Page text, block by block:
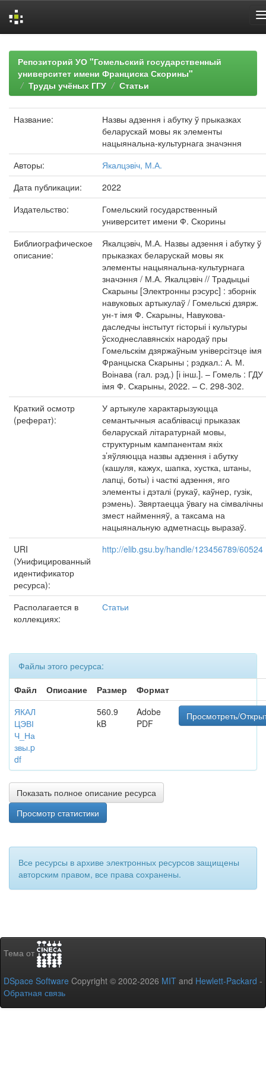
navigationРепозиторий УО "Гомельский государственный
университет имени Франциска Скорины"
Труды учёных ГГУ
Статьи
Название:
Назвы адзення і абутку ў прыказках
беларускай мовы як элементы
нацыянальна-культурнага значэння
Авторы:
Якалцэвіч, М.А.
Дата публикации:
2022
Издательство:
Гомельский государственный
университет имени Ф. Скорины
Библиографическое
описание:
Якалцэвіч, М.А. Назвы адзення і абутку ў
прыказках беларускай мовы як
элементы нацыянальна-культурнага
значэння / М.А. Якалцэвіч // Традыцыі
Скарыны [Электронны рэсурс] : зборнік
навуковых артыкулаў / Гомельскі дзярж.
ун-т імя Ф. Скарыны, Навукова-
даследчы інстытут гісторыі і культуры
ўсходнеславянскіх народаў пры
Гомельскім дзяржаўным універсітэце імя
Францыска Скарыны ; рэдкал.: А. М.
Воінава (гал. рэд.) [і інш.]. – Гомель : ГДУ
імя Ф. Скарыны, 2022. – С. 298-302.
Краткий осмотр
(реферат):
У артыкуле характарызуюцца
семантычныя асаблівасці прыказак
беларускай літаратурнай мовы,
структурным кампанентам якіх
з’яўляюцца назвы адзення і абутку
(кашуля, кажух, шапка, хустка, штаны,
лапці, боты) і часткі адзення, яго
элементы і дэталі (рукаў, каўнер, гузік,
рэмень). Звяртаецца ўвагу на сімвалічны
змест найменняў, а таксама на
нацыянальную адметнасць выразаў.
URI
(Унифицированный
идентификатор
ресурса):
http://elib.gsu.by/handle/123456789/60524
Располагается в
коллекциях:
Статьи
Файлы этого ресурса:
Файл
Описание Размер
Формат
ЯКАЛ
ЦЭВІ
Ч_На
звы.p
df
560.9
kB
Adobe
PDF
Просмотреть/
Показать полное описание ресурса
Просмотр статистики
Все ресурсы в архиве электронных ресурсов защищены
авторским правом, все права сохранены.
Тема от
DSpace Software Copyright © 2002-2026 MIT and Hewlett-Packard -
Обратная связь